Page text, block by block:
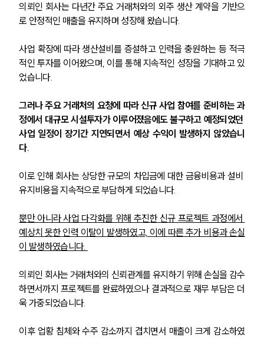
의뢰인 회사는 다년간 주요 거래처와의 외주 생산 계약을 기반으
로 안정적인 매출을 유지하며 성장해 왔습니다.
사업 확장에 따라 생산설비를 증설하고 인력을 충원하는 등 적극
적인 투자를 이어왔으며, 이를 통해 지속적인 성장을 기대하고 있
었습니다.
그러나 주요 거래처의 요청에 따라 신규 사업 참여를 준비하는 과
정에서 대규모 시설투자가 이루어졌음에도 불구하고 예정되었던
사업 일정이 장기간 지연되면서 예상 수익이 발생하지 않았습니
다.
이로 인해 회사는 상당한 규모의 차입금에 대한 금융비용과 설비
유지비용을 지속적으로 부담하게 되었습니다.
뿐만 아니라 사업 다각화를 위해 추진한 신규 프로젝트 과정에서
예상치 못한 인력 이탈이 발생하였고, 이에 따른 추가 비용과 손실
이 발생하였습니다.
의뢰인 회사는 거래처와의 신뢰관계를 유지하기 위해 손실을 감수
하면서까지 프로젝트를 완료하였으나 결과적으로 재무 부담은 더
욱 가중되었습니다.
이후 업황 침체와 수주 감소까지 겹치면서 매출이 크게 감소하였